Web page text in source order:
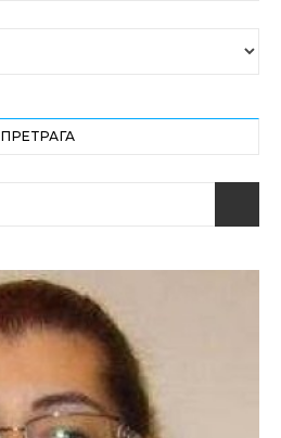
ПРЕТРАГА